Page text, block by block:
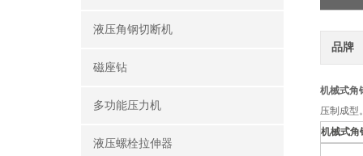
液压角钢切断机
磁座钻
多功能压力机
液压螺栓拉伸器
品牌
机械式角
压制成型
机械式角